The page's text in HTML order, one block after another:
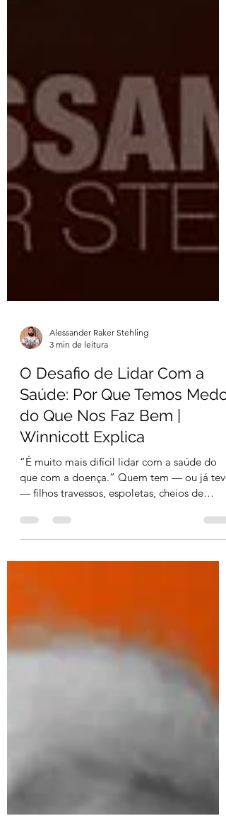
Alessander Raker Stehling
3 min de leitura
O Desafio de Lidar Com a
Saúde: Por Que Temos Medo
do Que Nos Faz Bem |
Winnicott Explica
“É muito mais difícil lidar com a saúde do
que com a doença.” Quem tem — ou já teve